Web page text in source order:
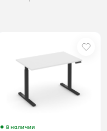
В наличии